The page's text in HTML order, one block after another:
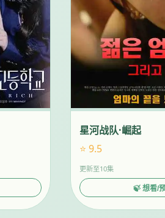
星河战队·崛起
⭐ 9.5
更新至10集
🍃 想看/